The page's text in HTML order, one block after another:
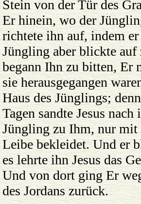
Stein von der Tür des
Er hinein, wo der
richtete ihn auf, indem
Jüngling aber blickte
begann Ihn zu bitten, Er
sie herausgegangen
Haus des Jünglings;
Tagen sandte Jesus
Jüngling zu Ihm, nur mit
Leibe bekleidet. Und er
es lehrte ihn Jesus das
Und von dort ging Er
des Jordans zurück.